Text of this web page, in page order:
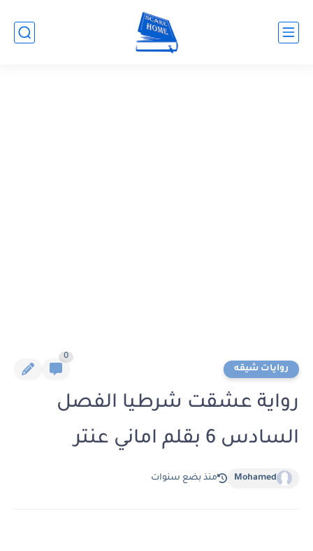
روايات شيقه
0
رواية عشقت شرطيا الفصل
السادس 6 بقلم اماني عنتر
Mohamed منذ بضع سنوات